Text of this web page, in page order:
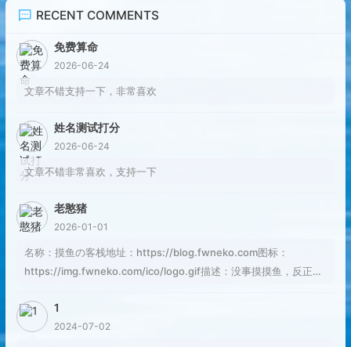
RECENT COMMENTS
免费算命
2026-06-24
文章不错支持一下，非常喜欢
姓名测试打分
2026-06-24
文章不错非常喜欢，支持一下
老憨猪
2026-01-01
名称：摸鱼の客栈地址：https://blog.fwneko.com图标：
https://img.fwneko.com/ico/logo.gif描述：没事摸摸鱼，反正焦
1
2024-07-02